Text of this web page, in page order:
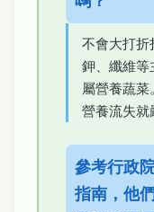
不會大打折
鉀、纖維等
屬營養蔬菜
營養流失就
參考行政
指南，他